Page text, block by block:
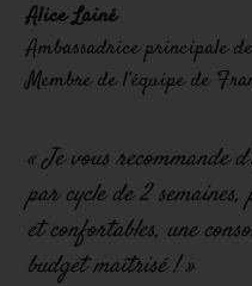
Alice Lainé
Ambassadrice principale
Membre de l’équipe de
« Je vous recommande
par cycle de 2
et confortables, une
budget maîtrisé ! »